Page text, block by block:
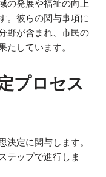
の発展や福祉の向上
。彼らの関与事項に
野が含まれ、市民の
たしています。
プロセス
決定に関与します。
テップで進行しま